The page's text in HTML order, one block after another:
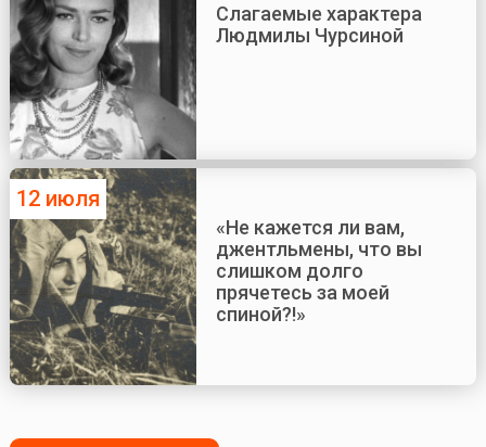
Слагаемые характера
Людмилы Чурсиной
12 июля
«Не кажется ли вам,
джентльмены, что вы
слишком долго
прячетесь за моей
спиной?!»